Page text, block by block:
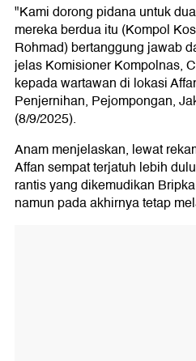
"Kami dorong pidana untuk
mereka berdua itu (Kompol
Rohmad) bertanggung jawab
jelas Komisioner Kompolnas,
kepada wartawan di lokasi
Penjernihan, Pejompongan,
(8/9/2025).
Anam menjelaskan, lewat
Affan sempat terjatuh lebih
rantis yang dikemudikan
namun pada akhirnya tetap